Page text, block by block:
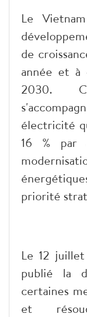
Le
de
année et
2030.
électricité
16 % par
priorité
Le 12
publié la
certaines
et